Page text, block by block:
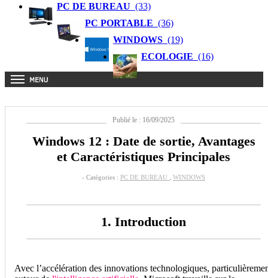
PC DE BUREAU (33)
PC PORTABLE (36)
WINDOWS (19)
ECOLOGIE (16)
Publié le : 16/09/2025
Windows 12 : Date de sortie, Avantages
et Caractéristiques Principales
- Catégories : PC DE BUREAU WINDOWS
1. Introduction
Avec l’accélération des innovations technologiques,